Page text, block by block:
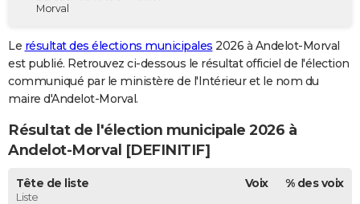
Destinations
City break
Voyage nature
Voyage de noces
Forum
GUIDES D'ACHAT
BONS PLANS
Carte de Noël
Carte Bonne année
Carte Saint-Valentin
Carte Pâques
Carte d'anniversaire
DICTIONNAIRE
Dictionnaire
Biographies
Citations
Expressions
Proverbes
PROGRAMME TV
Morval
Le résultat des élections municipales 2026 à Andelot-Morval
est publié. Retrouvez ci-dessous le résultat officiel de l'élection
communiqué par le ministère de l'Intérieur et le nom du
maire d'Andelot-Morval.
Résultat de l'élection municipale 2026 à
Andelot-Morval [DEFINITIF]
Tête de liste
Liste
Voix % des voix